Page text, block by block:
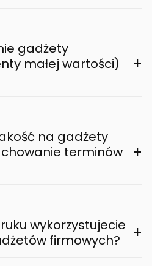
gadżety
małej wartości)
+
na gadżety
terminów
+
wykorzystujecie
firmowych?
+